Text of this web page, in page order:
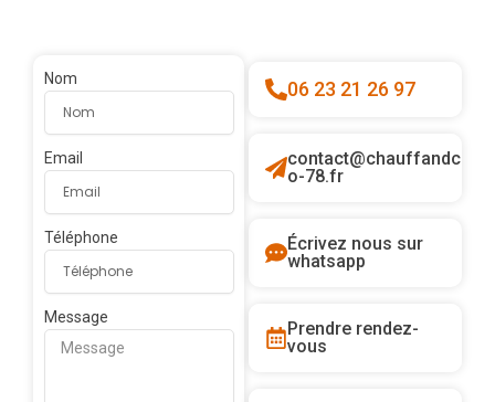
Nom
Email
Téléphone
Message
06 23 21 26 97
contact@chauffandc
o-78.fr
Écrivez nous sur
whatsapp
Prendre rendez-
vous